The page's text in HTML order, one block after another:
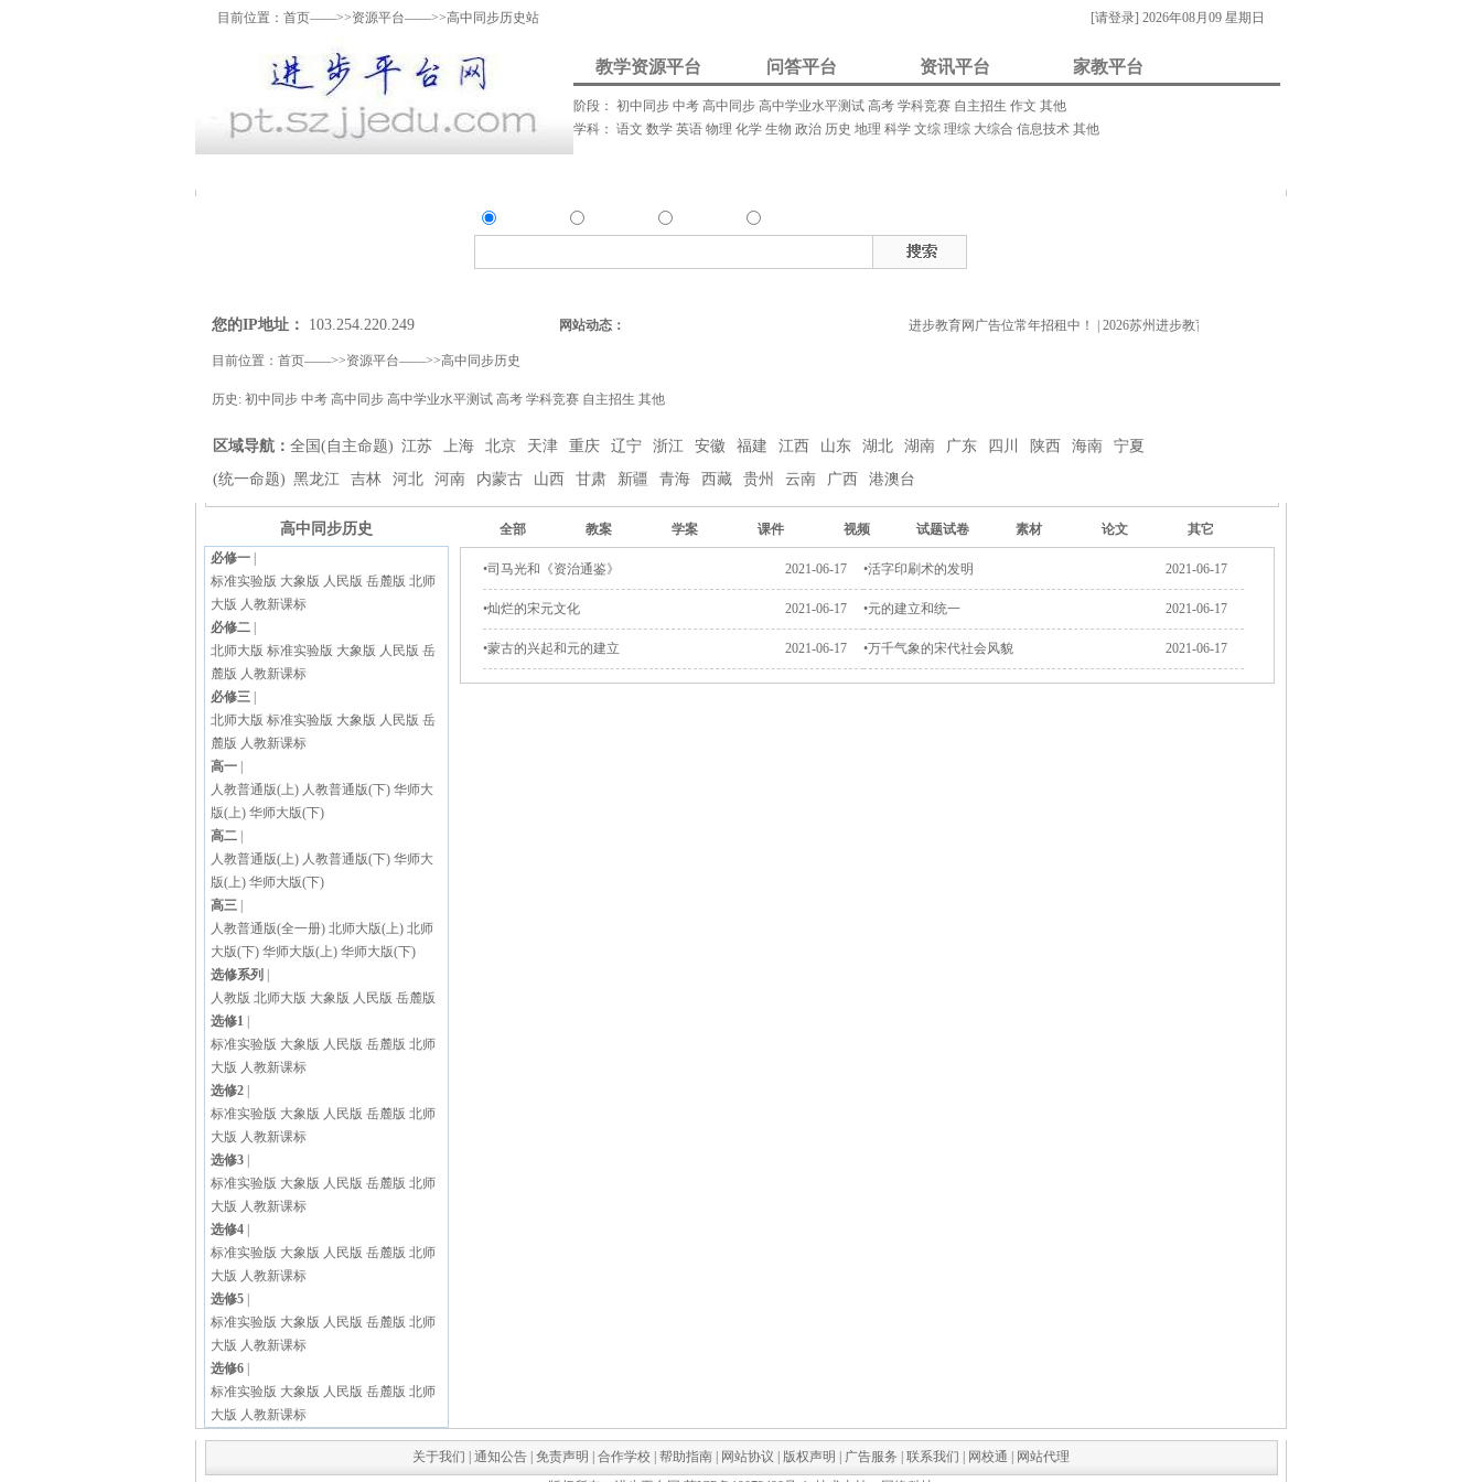
目前位置： 首页——>>资源平台——>>高中同步历史站 [请登录] 2026年08月09 星期日
教学资源平台 问答平台 资讯平台 家教平台
阶段： 初中同步 中考 高中同步 高中学业水平测试 高考 学科竞赛 自主招生 作文 其他
学科： 语文 数学 英语 物理 化学 生物 政治 历史 地理 科学 文综 理综 大综合 信息技术 其他
您的IP地址： 103.254.220.249 网站动态： 进步教育网广告位常年招租中！| 2026苏州进步教育常年招生中！
目前位置： 首页——>>资源平台——>>高中同步历史
历史: 初中同步 中考 高中同步 高中学业水平测试 高考 学科竞赛 自主招生 其他
区域导航： 全国(自主命题) 江苏 上海 北京 天津 重庆 辽宁 浙江 安徽 福建 江西 山东 湖北 湖南 广东 四川 陕西 海南
宁夏
(统一命题) 黑龙江 吉林 河北 河南 内蒙古 山西 甘肃 新疆 青海 西藏 贵州 云南 广西 港澳台
高中同步历史
必修一
标准实验版 大象版 人民版 岳麓版 北师
大版 人教新课标
必修二
北师大版 标准实验版 大象版 人民版 岳
麓版 人教新课标
必修三
北师大版 标准实验版 大象版 人民版 岳
麓版 人教新课标
高一
人教普通版(上) 人教普通版(下) 华师大
版(上) 华师大版(下)
高二
人教普通版(上) 人教普通版(下) 华师大
版(上) 华师大版(下)
高三
人教普通版(全一册) 北师大版(上) 北师
大版(下) 华师大版(上) 华师大版(下)
选修系列
人教版 北师大版 大象版 人民版 岳麓版
选修1
标准实验版 大象版 人民版 岳麓版 北师
大版 人教新课标
选修2
标准实验版 大象版 人民版 岳麓版 北师
大版 人教新课标
选修3
标准实验版 大象版 人民版 岳麓版 北师
大版 人教新课标
选修4
标准实验版 大象版 人民版 岳麓版 北师
大版 人教新课标
选修5
标准实验版 大象版 人民版 岳麓版 北师
大版 人教新课标
选修6
标准实验版 大象版 人民版 岳麓版 北师
大版 人教新课标
全部 教案 学案 课件 视频 试题试卷 素材 论文 其它
2021-06-17
•司马光和《资治通鉴》 2021-06-17
•活字印刷术的发明
2021-06-17
•灿烂的宋元文化 2021-06-17
•元的建立和统一
2021-06-17
•蒙古的兴起和元的建立 2021-06-17
•万千气象的宋代社会风貌
关于我们 通知公告 免责声明 合作学校 帮助指南 网站协议 版权声明 广告服务 联系我们 网校通
网站代理